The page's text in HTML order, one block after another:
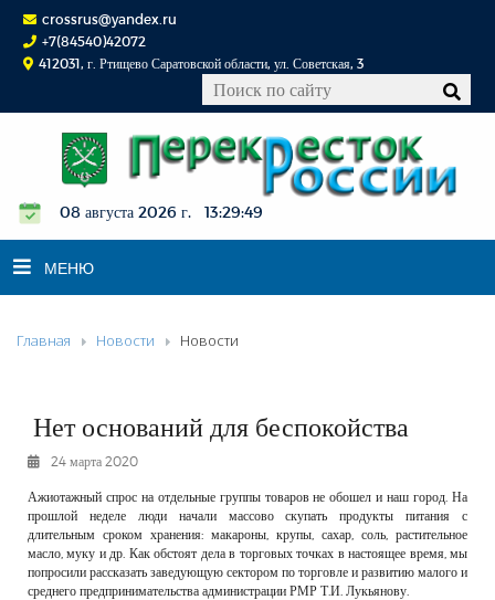
crossrus@yandex.ru
+7(84540)42072
412031, г. Ртищево Саратовской области, ул. Советская, 3
08 августа 2026 г. 13:29:49
МЕНЮ
НОВОСТИ
К СВЕДЕНИЮ
РЕКЛАМОДАТЕЛЯМ
ОБЪЯВЛЕНИЯ
КОНТАКТЫ
Главная Новости Новости
Нет оснований для беспокойства
24 марта 2020
Ажиотажный спрос на отдельные группы товаров не обошел и наш город. На
прошлой неделе люди начали массово скупать продукты питания с
длительным сроком хранения: макароны, крупы, сахар, соль, растительное
масло, муку и др. Как обстоят дела в торговых точках в настоящее время, мы
попросили рассказать заведующую сектором по торговле и развитию малого и
среднего предпринимательства администрации РМР Т.И. Лукьянову.